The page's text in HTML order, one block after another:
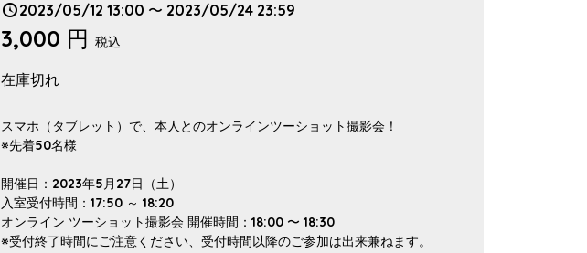
2023/05/12 13:00 〜 2023/05/24 23:59
3,000 円税込
在庫切れ
スマホ（タブレット）で、本人とのオンラインツーショット撮影会！
※先着50名様
開催日：2023年5月27日（土）
入室受付時間：17:50 ～ 18:20
オンライン ツーショット撮影会 開催時間：18:00 〜 18:30
※受付終了時間にご注意ください、受付時間以降のご参加は出来兼ねます。